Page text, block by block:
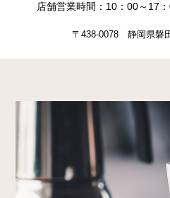
店舗営業時間：10：00～17
〒438-0078 静岡県磐